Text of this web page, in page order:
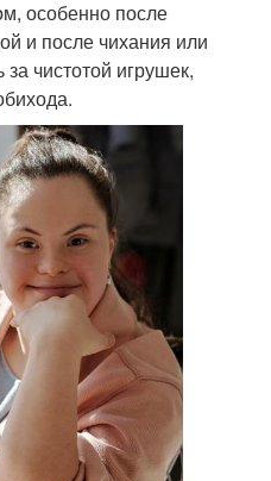
особенно после
и после чихания или
чистотой игрушек,